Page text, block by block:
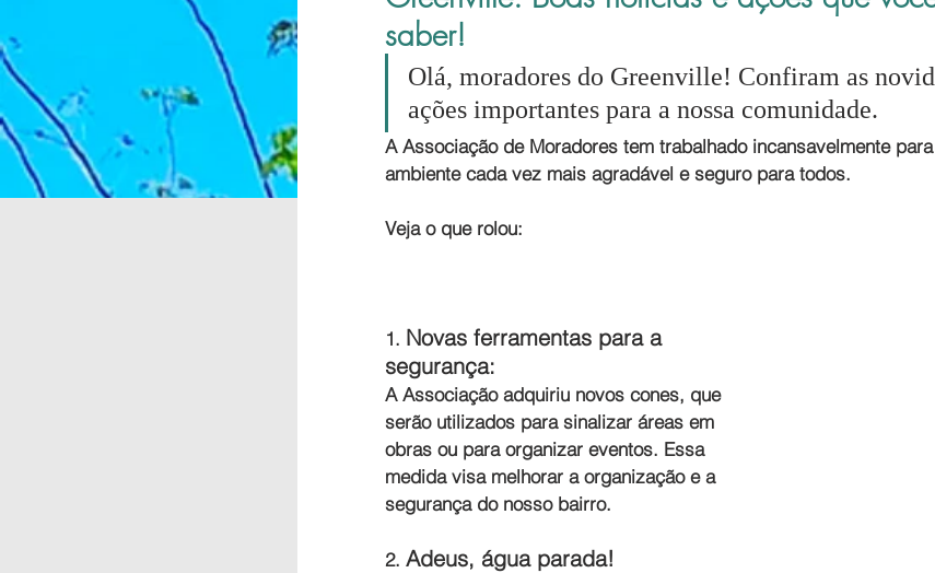
saber!
Olá, moradores do Greenville! Confiram as
ações importantes para a nossa comunidade.
A Associação de Moradores tem trabalhado incansavelmente
ambiente cada vez mais agradável e seguro para todos.
Veja o que rolou:
1. Novas ferramentas para a
segurança:
A Associação adquiriu novos cones, que
serão utilizados para sinalizar áreas em
obras ou para organizar eventos. Essa
medida visa melhorar a organização e a
segurança do nosso bairro.
2. Adeus, água parada!